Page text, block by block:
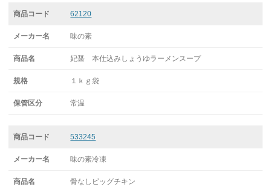
62120
味の素
妃醤 本仕込みしょうゆラーメンスープ
１ｋｇ袋
常温
533245
味の素冷凍
骨なしビッグチキン